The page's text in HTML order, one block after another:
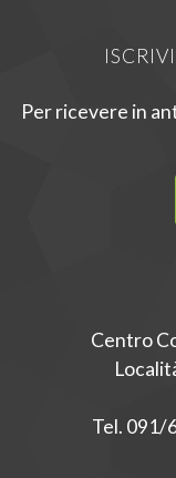
Per ricevere in
Centro
Tel. 091/